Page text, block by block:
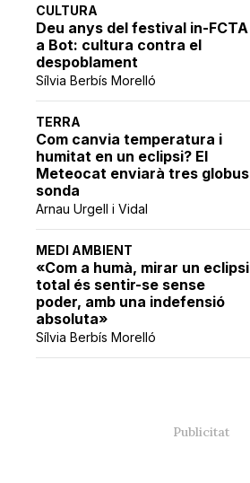
CULTURA
Deu anys del festival in-FCTA
a Bot: cultura contra el
despoblament
Sílvia Berbís Morelló
TERRA
Com canvia temperatura i
humitat en un eclipsi? El
Meteocat enviarà tres globus
sonda
Arnau Urgell i Vidal
MEDI AMBIENT
«Com a humà, mirar un eclipsi
total és sentir-se sense
poder, amb una indefensió
absoluta»
Sílvia Berbís Morelló